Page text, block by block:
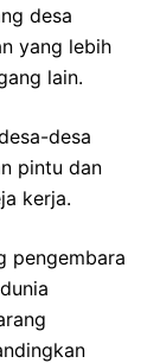
desa
yang lebih
lain.
desa
pintu dan
kerja.
pengembara